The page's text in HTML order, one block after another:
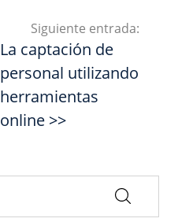
Siguiente entrada:
La captación de
personal utilizando
herramientas
online >>